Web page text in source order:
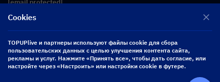
[email protected]
Подписывайтесь на нас
Copyright 2026 SEA WHALE TECHNOLOGY PTE.LTD. All Rights Reserved.
Cookies
TOPUPlive и партнеры используют файлы cookie для сбора
пользовательских данных с целью улучшения контента сайта,
рекламы и услуг. Нажмите «Принять все», чтобы дать согласие, или
настройте через «Настроить» или настройки cookie в футере.